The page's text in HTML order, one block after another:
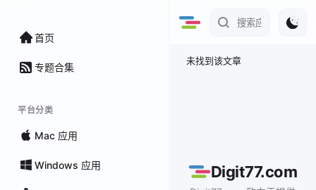
首页
专题合集
平台分类
Mac 应用
Windows 应用
未找到该文章
Digit77.com